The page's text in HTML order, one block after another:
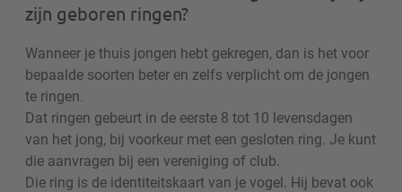
zijn geboren ringen?
Wanneer je thuis jongen hebt gekregen, dan is het voor
bepaalde soorten beter en zelfs verplicht om de jongen
te ringen.
Dat ringen gebeurt in de eerste 8 tot 10 levensdagen
van het jong, bij voorkeur met een gesloten ring. Je kunt
die aanvragen bij een vereniging of club.
Die ring is de identiteitskaart van je vogel. Hij bevat ook